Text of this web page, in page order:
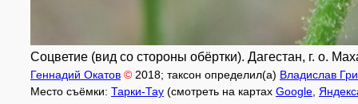
Соцветие (вид со стороны обёртки). Дагестан, г. о.
Геннадий Окатов © 2018; таксон определил(а) Владислав
Место съёмки: Тарки-Тау (смотреть на картах Google